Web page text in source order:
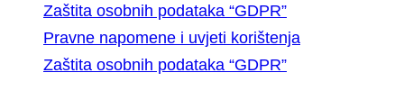
Zaštita osobnih podataka “GDPR”
Pravne napomene i uvjeti korištenja
Zaštita osobnih podataka “GDPR”